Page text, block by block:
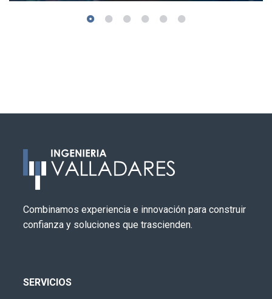
Combinamos experiencia e innovación para construir
confianza y soluciones que trascienden.
SERVICIOS